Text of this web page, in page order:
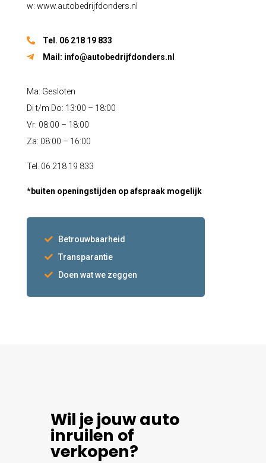
w: www.autobedrijfdonders.nl
Tel. 06 218 19 833
Mail: info@autobedrijfdonders.nl
Ma: Gesloten
Di t/m Do: 13:00 – 18:00
Vr: 08:00 – 18:00
Za: 08:00 – 16:00
Tel. 06 218 19 833
*buiten openingstijden op afspraak mogelijk
Betrouwbaarheid
Transparantie
Doen wat we zeggen
Wil je jouw auto
inruilen of
verkopen?